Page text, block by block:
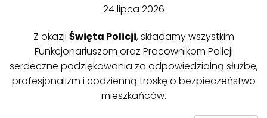
24 lipca 2026
Z okazji Święta Policji, składamy wszystkim
Funkcjonariuszom oraz Pracownikom Policji
serdeczne podziękowania za odpowiedzialną służbę,
profesjonalizm i codzienną troskę o bezpieczeństwo
mieszkańców.